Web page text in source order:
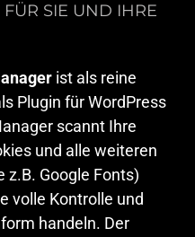
SIE UND IHRE
ist als reine
Plugin für WordPress
scannt Ihre
und alle weiteren
z.B. Google Fonts)
volle Kontrolle und
handeln. Der